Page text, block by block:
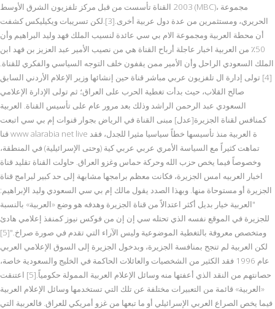
2003 القناة تأسست من قبل مركز تلفزيون الشرق الأوسط (MBC)، مجموعة
الحريري، ومستثمرين من عدة دول عربية أخرى.[3].لكن تسريبات ويكيليكس كشفت
أن محطة العربية ومجموعة الام بي سي عائدة لنسيب الملك فهد وليد البراهيم وأن
50٪ من العربية اخبار عاجلة أرباح القناة هي من نصيب الأمير عبد العزيز بن فهد ابن
الملك السعودي الراحل وأن الأمير ممن يقفون خلف التوجه السياسي والفكري للقناة.
[4] تولى إدارة ال تلفزيون عربي مباشر قناة حين إنشائها وزير الإعلام الأردني السابق
صالح القلاب، حيث بدأت تغطية الحرب على العراق؛ ثم تولى الإدارة الإعلامي
السعودي عبد الرحمن الراشد وذلك بعد مرور عام على تأسيس القناة. العربية
كمنافس لقناة الجزيرة[عدل] مبنى القناة في الرياض بجوار قنوات إم بي سي اتبعت
قنا www alarabia net live ة العربية منذ تأسيسها خطاً سياسيا مثيرا للجدل، فقد
تماهت كثيراً مع السياسة الأمري عربي عربي كية (وحتى الإسرائيلية) في المنطقة،
وخصوصاً فيما يخص حزب الله وحركة حماس وغزو العراق. حاولت القناة تقليد قناة
اخبار العربيه امس الجزيرة، فكانت معظم برامجها مشابهة إلى حد كبير لبرامج قناة
الجزيرة أو مستوحاة منها. وبهذا الصدد يقول مالك إم بي سي السعودي وليد الإبراهيم:
"العربية خيار بديل أكثر اعتدالاً من قناة الجزيرة وهدفه هو وضع «العربية» بالنسبة
للجزيرة في الموقع نفسه الذي تحتله سي إن إن من فوكس نيوز كمنفذ إعلامي هادئ
ومتخصص معروفة بالتغطية الموضوعية وليس الآراء التي تقدم في صورة صراخ."[5]
لكن العربية لم تنجح بمنافسة الجزيرة، وبدخول الجزيرة إلى السوق الإعلامي العربي
عام 1996 فقد الكثير من الشخصيات والعائلات الحاكمة في الخليج والسعودية خاصة،
حصانتهم من النقد الذي أعفتها منه وسائل الإعلام العربية الممولة حكومياً.[5] اعتنقت
«العربية» قائمة من التعبيرات مختلفة عن تلك التي تستخدمها وسائل الإعلام العربية
فيما يخص الصراع العربي الإسرائيلي أو ما تبعها من غزو أمريكي للعراق. فالعربية التي